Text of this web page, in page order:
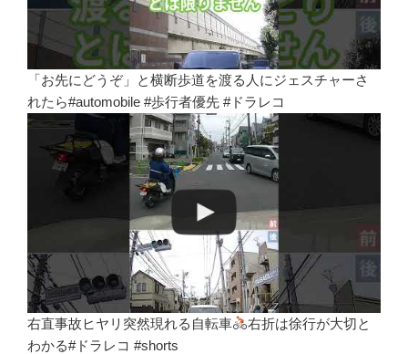
「お先にどうぞ」と横断歩道を渡る人にジェスチャーさ
れたら#automobile #歩行者優先 #ドラレコ
右直事故ヒヤリ突然現れる自転車
右折は徐行が大切と
わかる#ドラレコ #shorts